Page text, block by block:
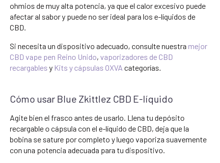
ohmios de muy alta potencia, ya que el calor excesivo puede
afectar al sabor y puede no ser ideal para los e-líquidos de
CBD.
Si necesita un dispositivo adecuado, consulte nuestra mejor
CBD vape pen Reino Unido, vaporizadores de CBD
recargables y Kits y cápsulas OXVA categorías.
Cómo usar Blue Zkittlez CBD E-líquido
Agite bien el frasco antes de usarlo. Llena tu depósito
recargable o cápsula con el e-líquido de CBD, deja que la
bobina se sature por completo y luego vaporiza suavemente
con una potencia adecuada para tu dispositivo.